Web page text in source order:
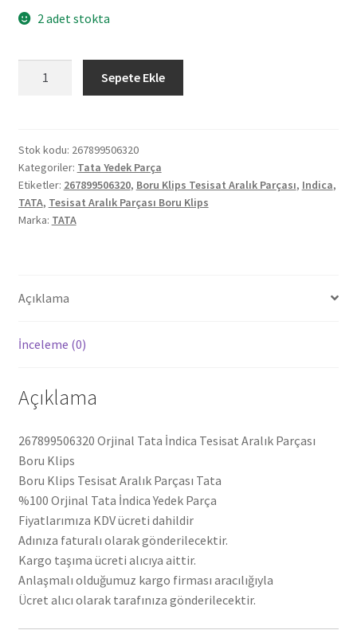
2 adet stokta
Aralık
Parçası
Boru
Klips
267899506320
Sepete Ekle
Stok kodu: 267899506320
Kategoriler: Tata Yedek Parça
Etiketler: 267899506320, Boru Klips Tesisat Aralık Parçası, Indica,
TATA, Tesisat Aralık Parçası Boru Klips
Marka: TATA
Açıklama
İnceleme (0)
Açıklama
267899506320 Orjinal Tata İndica Tesisat Aralık Parçası
Boru Klips
Boru Klips Tesisat Aralık Parçası Tata
%100 Orjinal Tata İndica Yedek Parça
Fiyatlarımıza KDV ücreti dahildir
Adınıza faturalı olarak gönderilecektir.
Kargo taşıma ücreti alıcıya aittir.
Anlaşmalı olduğumuz kargo firması aracılığıyla
Ücret alıcı olarak tarafınıza gönderilecektir.